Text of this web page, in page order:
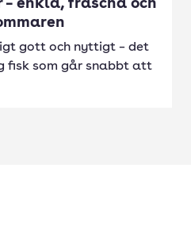
enkla, fräscha och
gott och nyttigt – det
fisk som går snabbt att